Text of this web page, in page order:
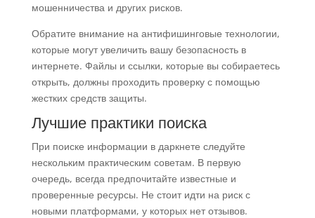
мошенничества и других рисков.
Обратите внимание на антифишинговые технологии,
которые могут увеличить вашу безопасность в
интернете. Файлы и ссылки, которые вы собираетесь
открыть, должны проходить проверку с помощью
жестких средств защиты.
Лучшие практики поиска
При поиске информации в даркнете следуйте
нескольким практическим советам. В первую
очередь, всегда предпочитайте известные и
проверенные ресурсы. Не стоит идти на риск с
новыми платформами, у которых нет отзывов.